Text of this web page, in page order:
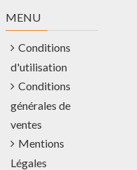
MENU
Conditions
d'utilisation
Conditions
générales de
ventes
Mentions
Légales